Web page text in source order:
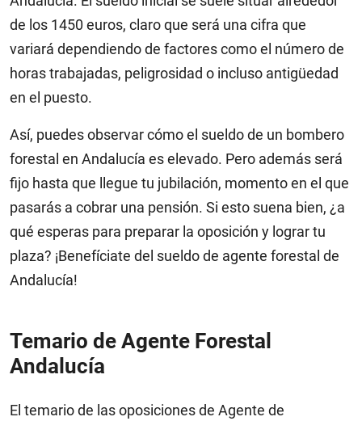
de los 1450 euros, claro que será una cifra que
variará dependiendo de factores como el número de
horas trabajadas, peligrosidad o incluso antigüedad
en el puesto.
Así, puedes observar cómo el sueldo de un bombero
forestal en Andalucía es elevado. Pero además será
fijo hasta que llegue tu jubilación, momento en el que
pasarás a cobrar una pensión. Si esto suena bien, ¿a
qué esperas para preparar la oposición y lograr tu
plaza? ¡Benefíciate del sueldo de agente forestal de
Andalucía!
Temario de Agente Forestal
Andalucía
El temario de las oposiciones de Agente de